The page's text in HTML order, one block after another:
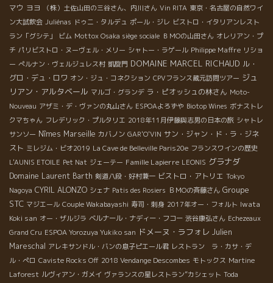
マウ ヨヨ （株）土佐山田の三谷さん、内川さん Vin RITA 東京・名古屋の自然ワイ
ン大試飲会 Juliénas ドゥニ・タルデュ ポール・ジレ ビストロ・イタリアンレスト
ラン「グシテ」
ビム Mottox Osaka siège sociale ＢＭОの山田さん オレリアン・プ
チ パリビストロ・ヌーヴェル・メリー シャトー・ラゲール Philippe Maffre リショ
ー ぺルナン・ヴェルジュレス村 凱旋門 DOMAINE MARCEL RICHAUD ル・
グロ・デュ・ロワ オン・ジュ・コネクション CPVフランス蔵元訪問ツアー ジュ
リアン・アルタベール マルゴ・グランデ ラ・ピオッシュの林さん Moto-
Nouveau アザミ・デ・ヴァンの丸山さん ESPOAよろずや Biotop Wines ボナストレ
クマちゃん フレデリック・プルタリエ 2018年11月伊藤與志男の日本の旅 シャトレ
サンソー Nîmes Marseille カバノン GAR'O'VIN サン・ジャン・ド・ラ・ジネ
スト ミレジム・ビオ2019 La Cave de Belleville Paris20e フランスワインの歴史
L'AUNIS ETOILE Pet Nat ジェーテー Famille Lapierre LEONIS グラナダ
Domaine Laurent Barth 剣道八段・好村兼一 ビストロ・アトリエ Tokyo
Nagoya CYRIL ALONZO シェナ Patis des Rosiers ＢＭОの斉藤さん Groupe
STC マジエール Couple Wakabayashi 寿司・刺身 2017年オー・フォルト Iwata
Koki san オー・ザルジラ ベルナール・ナディー・フコー 渋谷康弘さん Echezeaux
Grand Cru ESPOA Yorozuya Yukiko san ドメーヌ・ラフォレ Julien
Mareschal アレキサンドル・バンの息子ピエール君 レストラン ラ・カサ・デ
ル・ぺロ Caviste Rocks Off 2018 Vendange Descombes モトックス Martine
Laforest ルヴィアン・ガメイ ヴァランスの星レストラン”カシェット Toda